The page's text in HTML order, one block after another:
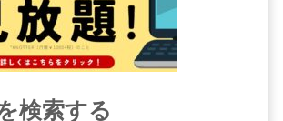
検索する